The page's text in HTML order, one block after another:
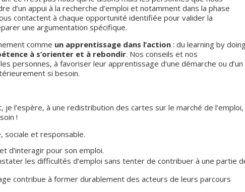
d’un appui à la recherche d’emploi et notamment dans la phase
contactent à chaque opportunité identifiée pour valider la
une argumentation spécifique.
comme un apprentissage dans l’action : du learning by
à s’orienter et à rebondir. Nos conseils et nos
personnes, à favoriser leur apprentissage d’une démarche ou d’un
si besoin.
l’espère, à une redistribution des cartes sur le marché de l’emploi,
!
sociale et responsable.
d’interagir pour son emploi.
les difficultés d’emploi sans tenter de contribuer à une partie
contribue à former durablement des acteurs de leurs parcours